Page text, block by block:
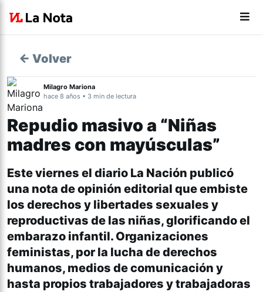
← Volver
Milagro Mariona
hace 8 años • 3 min de lectura
Repudio masivo a “Niñas
madres con mayúsculas”
Este viernes el diario La Nación publicó
una nota de opinión editorial que embiste
los derechos y libertades sexuales y
reproductivas de las niñas, glorificando el
embarazo infantil. Organizaciones
feministas, por la lucha de derechos
humanos, medios de comunicación y
hasta propios trabajadores y trabajadoras